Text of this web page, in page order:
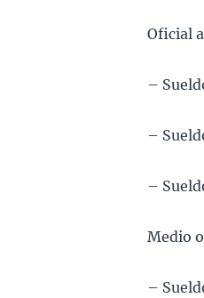
Oficial
–
–
–
Medio
–